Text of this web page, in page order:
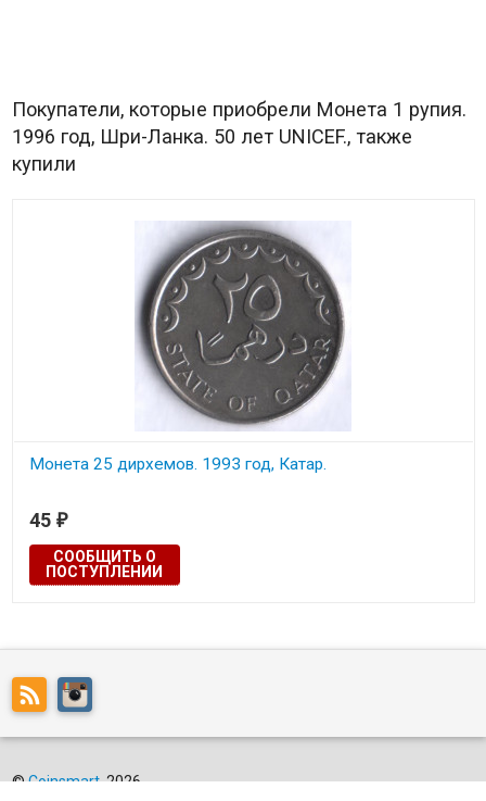
Покупатели, которые приобрели Монета 1 рупия.
1996 год, Шри-Ланка. 50 лет UNICEF., также
купили
Монета 25 дирхемов. 1993 год, Катар.
45 ₽
СООБЩИТЬ О
ПОСТУПЛЕНИИ
©Coinsmart, 2026